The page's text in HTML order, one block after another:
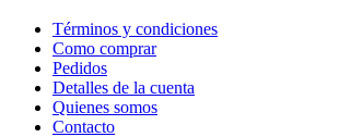
Términos y condiciones
Como comprar
Pedidos
Detalles de la cuenta
Quienes somos
Contacto